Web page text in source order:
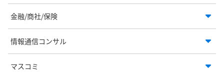
金融/商社/保険
情報通信コンサル
マスコミ